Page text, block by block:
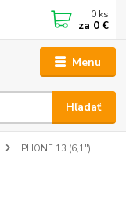
Menu
Hľadať
0 ks
za 0 €
IPHONE 13 (6,1")